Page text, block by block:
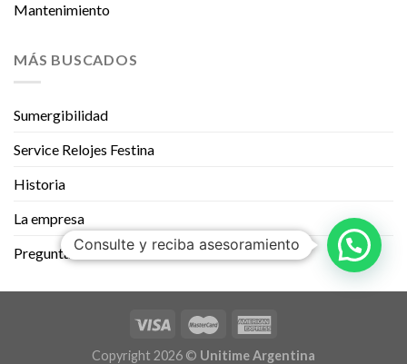
Mantenimiento
MÁS BUSCADOS
Sumergibilidad
Service Relojes Festina
Historia
La empresa
Preguntas Frecuentes
Copyright 2026 © Unitime Argentina
Consulte y reciba asesoramiento